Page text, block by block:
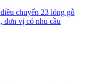
chuyển 23 lóng gỗ
đơn vị có nhu cầu